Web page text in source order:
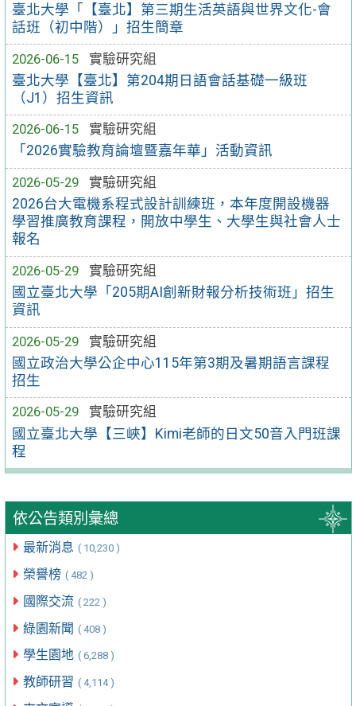
臺北大學「【臺北】第三期生活英語與世界文化-會
話班（初中階）」招生簡章
2026-06-15
實驗研究組
臺北大學【臺北】第204期⽇語會話基礎⼀級班
（J1）招生資訊
2026-06-15
實驗研究組
「2026實驗教育論壇暨嘉年華」活動資訊
2026-05-29
實驗研究組
2026台大電機系程式設計訓練班，本年度開設機器
學習推廣教育課程，開放中學生、大學生與社會人士
報名
2026-05-29
實驗研究組
國立臺北大學「205期AI創新財報分析技術班」招生
資訊
2026-05-29
實驗研究組
國立政治大學公企中心115年第3期及暑期語言課程
招生
2026-05-29
實驗研究組
國立臺北大學【三峽】Kimi老師的日文50音入門班課
程
依公告類別彙總
最新消息 ( 10,230 )
榮譽榜 ( 482 )
國際交流 ( 222 )
綠園新聞 ( 408 )
學生園地 ( 6,288 )
教師研習 ( 4,114 )